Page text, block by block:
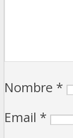
Nombre *
Email *